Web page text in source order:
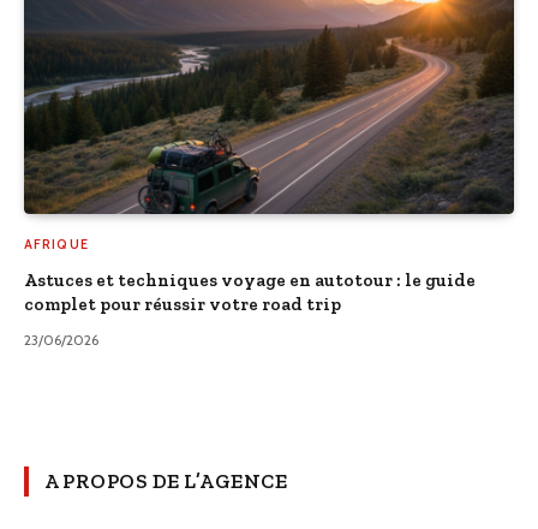
AFRIQUE
Astuces et techniques voyage en autotour : le guide
complet pour réussir votre road trip
23/06/2026
A PROPOS DE L’AGENCE